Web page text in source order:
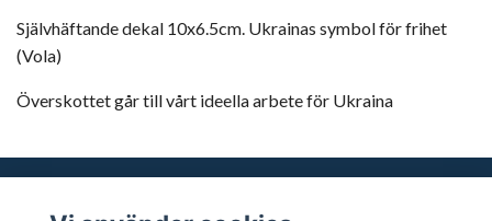
Självhäftande dekal 10x6.5cm. Ukrainas symbol för frihet
(Vola)
Överskottet går till vårt ideella arbete för Ukraina